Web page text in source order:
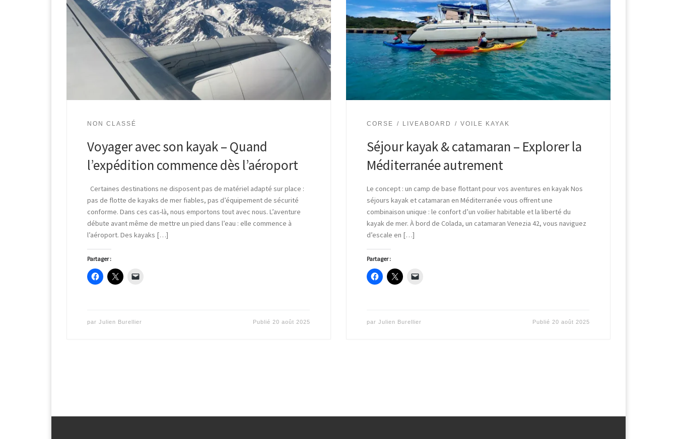
NON CLASSÉ
Voyager avec son kayak – Quand
l’expédition commence dès l’aéroport
Certaines destinations ne disposent pas de matériel adapté sur place :
pas de flotte de kayaks de mer fiables, pas d’équipement de sécurité
conforme. Dans ces cas-là, nous emportons tout avec nous. L’aventure
débute avant même de mettre un pied dans l’eau : elle commence à
l’aéroport. Des kayaks […]
Partager :
parJulien Burellier Publié 20 août 2025
CORSE LIVEABOARD VOILE KAYAK
Séjour kayak & catamaran – Explorer la
Méditerranée autrement
Le concept : un camp de base flottant pour vos aventures en kayak Nos
séjours kayak et catamaran en Méditerranée vous offrent une
combinaison unique : le confort d’un voilier habitable et la liberté du
kayak de mer. À bord de Colada, un catamaran Venezia 42, vous naviguez
d’escale en […]
Partager :
parJulien Burellier Publié 20 août 2025